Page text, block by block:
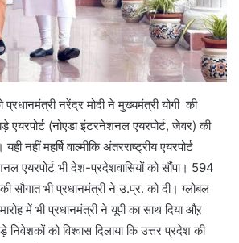
नरेंद्र मोदी ने मुख्यमंत्री योगी की
(नोएडा इंटरनेशनल एयरपोर्ट, जेवर) की
नहीं महर्षि वाल्मीकि अंतरराष्ट्रीय एयरपोर्ट
एयरपोर्ट भी देश-प्रदेशवासियों को सौंपा। 594
सौगात भी प्रधानमंत्री ने उ.प्र. को दी। ग्लोबल
में भी प्रधानमंत्री ने यूपी का साथ दिया औऱ
निवेशकों को विश्वास दिलाया कि उत्तर प्रदेश की